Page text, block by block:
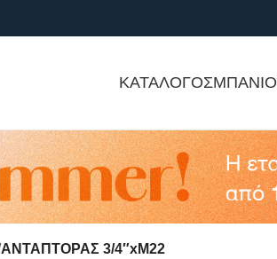
ΚΑΤΑΛΟΓΟΣΜΠΑΝΙΟ
ΑΝΤΑΠΤΟΡΑΣ 3/4″xΜ22